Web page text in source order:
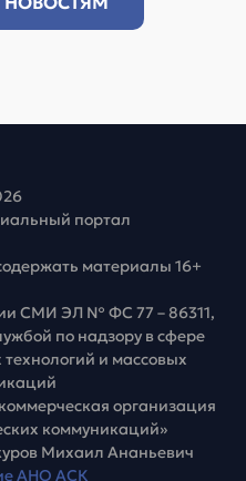
портал
материалы 16+
СМИ ЭЛ № ФС 77 – 86311,
по надзору в сфере
и массовых
организация
коммуникаций»
Михаил Ананьевич
АНО АСК